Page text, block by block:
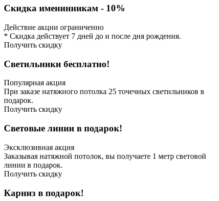
Скидка именинникам - 10%
Действие акции ограниченно
* Скидка действует 7 дней до и после дня рождения.
Получить скидку
Светильники бесплатно!
Популярная акция
При заказе натяжного потолка 25 точечных светильников в
подарок.
Получить скидку
Световые линии в подарок!
Эксклюзивная акция
Заказывая натяжной потолок, вы получаете 1 метр световой
линии в подарок.
Получить скидку
Карниз в подарок!